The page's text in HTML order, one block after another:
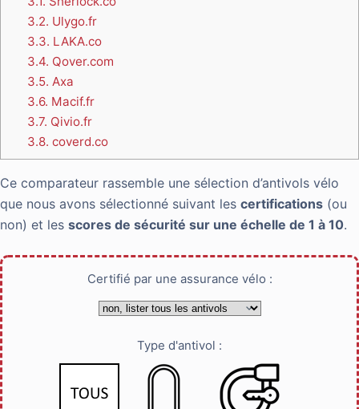
3.2. Ulygo.fr
3.3. LAKA.co
3.4. Qover.com
3.5. Axa
3.6. Macif.fr
3.7. Qivio.fr
3.8. coverd.co
Ce comparateur rassemble une sélection d’antivols vélo
que nous avons sélectionné suivant les certifications (ou
non) et les scores de sécurité sur une échelle de 1 à 10.
Certifié par une assurance vélo :
Type d'antivol :